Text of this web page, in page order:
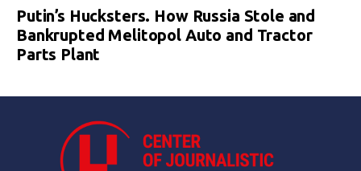
Putin’s Hucksters. How Russia Stole and
Bankrupted Melitopol Auto and Tractor
Parts Plant